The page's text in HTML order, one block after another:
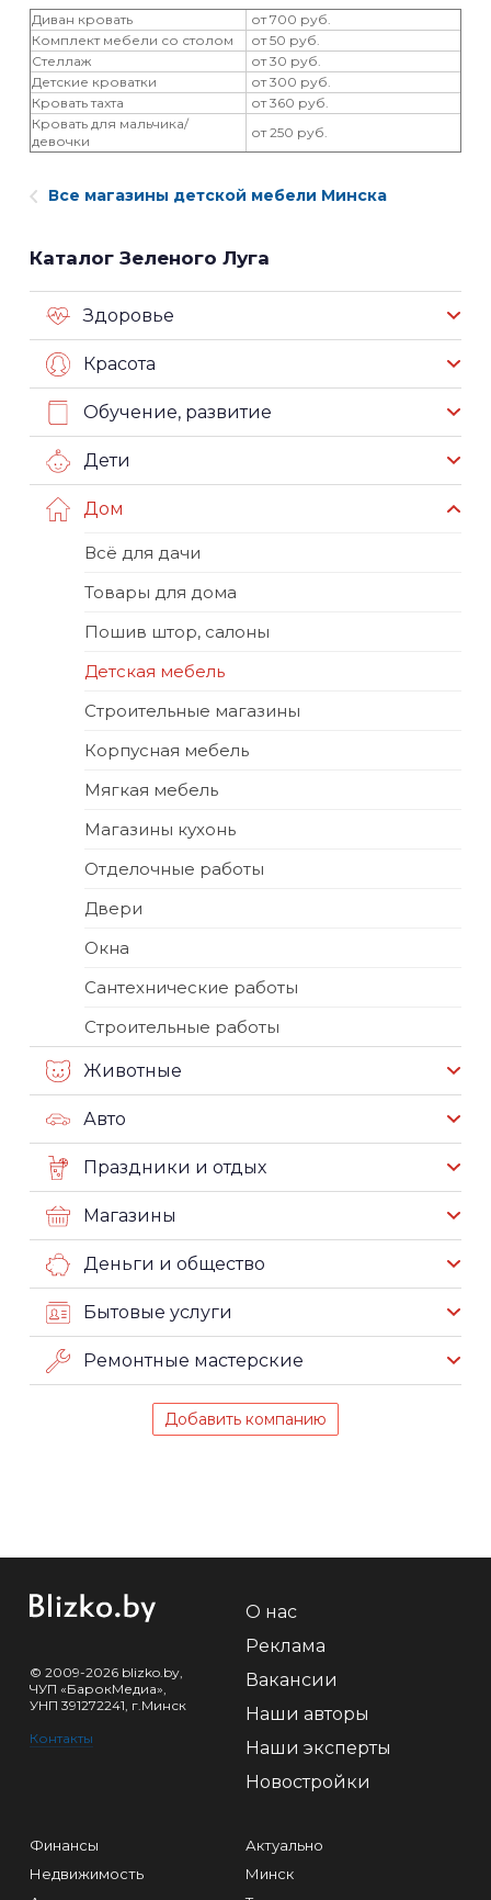
Диван кровать
от 700 руб.
Комплект мебели со столом
от 50 руб.
Стеллаж
от 30 руб.
Детские кроватки
от 300 руб.
Кровать тахта
от 360 руб.
Кровать для мальчика/
девочки
от 250 руб.
Все магазины детской мебели Минска
Каталог Зеленого Луга
Здоровье
Красота
Обучение, развитие
Дети
Дом
Всё для дачи
Товары для дома
Пошив штор, салоны
Детская мебель
Строительные магазины
Корпусная мебель
Мягкая мебель
Магазины кухонь
Отделочные работы
Двери
Окна
Сантехнические работы
Строительные работы
Животные
Авто
Праздники и отдых
Магазины
Деньги и общество
Бытовые услуги
Ремонтные мастерские
Добавить компанию
© 2009-2026 blizko.by,
ЧУП «БарокМедиа»,
УНП 391272241, г.Минск
Контакты
О нас
Реклама
Вакансии
Наши авторы
Наши эксперты
Новостройки
Финансы
Недвижимость
Актуально
Минск